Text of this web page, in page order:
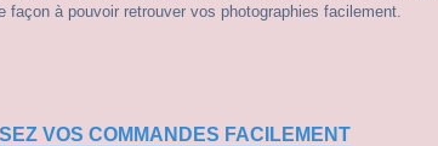
façon à pouvoir retrouver vos photographies facilement.
VOS COMMANDES FACILEMENT